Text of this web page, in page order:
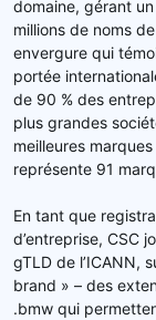
domaine, gérant
millions de noms
envergure qui
portée
de 90 % des
plus grandes
meilleures
représente 91
En tant que
d’entreprise, CSC
gTLD de l’ICANN,
brand » – des
.bmw qui